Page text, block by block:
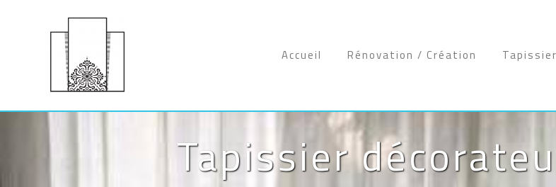
Accueil Rénovation / Création Tapissier
Tapissier